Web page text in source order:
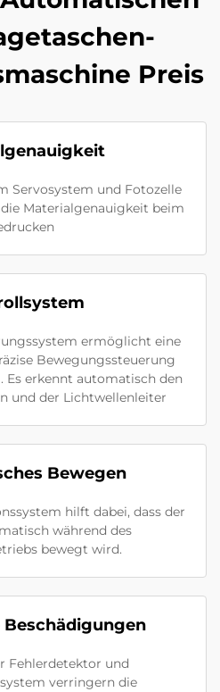
Preis
Servosystem und Fotozelle
Materialgenauigkeit beim
ermöglicht eine
Bewegungssteuerung
erkennt automatisch den
und der Lichtwellenleiter
Bewegen
hilft dabei, dass der
während des
bewegt wird.
Fehlerdetektor und
verringern die